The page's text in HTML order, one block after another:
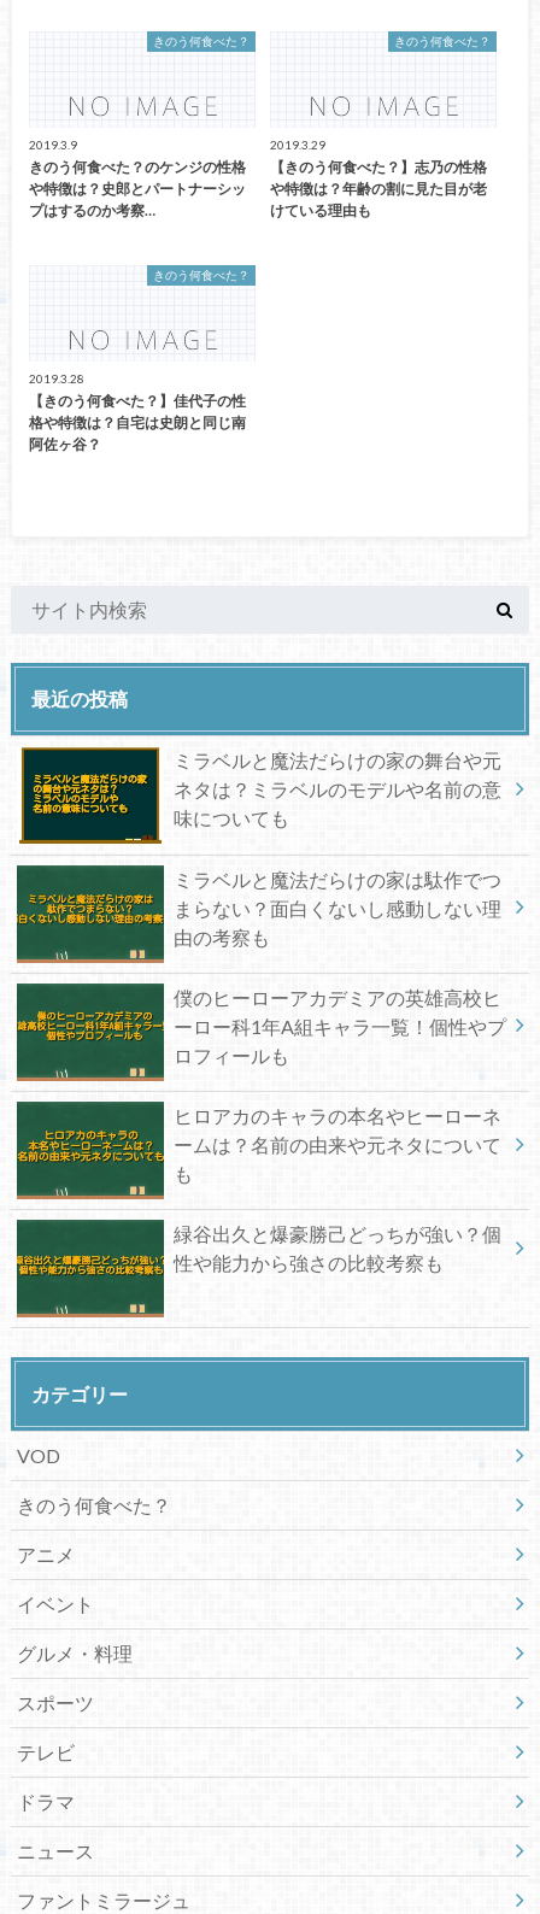
きのう何食べた？
2019.3.9
きのう何食べた？のケンジの性格
や特徴は？史郎とパートナーシッ
プはするのか考察…
きのう何食べた？
2019.3.29
【きのう何食べた？】志乃の性格
や特徴は？年齢の割に見た目が老
けている理由も
きのう何食べた？
2019.3.28
【きのう何食べた？】佳代子の性
格や特徴は？自宅は史朗と同じ南
阿佐ヶ谷？
最近の投稿
ミラベルと魔法だらけの家の舞台や元
ネタは？ミラベルのモデルや名前の意
味についても
ミラベルと魔法だらけの家は駄作でつ
まらない？面白くないし感動しない理
由の考察も
僕のヒーローアカデミアの英雄高校ヒ
ーロー科1年A組キャラ一覧！個性やプ
ロフィールも
ヒロアカのキャラの本名やヒーローネ
ームは？名前の由来や元ネタについて
も
緑谷出久と爆豪勝己どっちが強い？個
性や能力から強さの比較考察も
カテゴリー
VOD
きのう何食べた？
アニメ
イベント
グルメ・料理
スポーツ
テレビ
ドラマ
ニュース
ファントミラージュ